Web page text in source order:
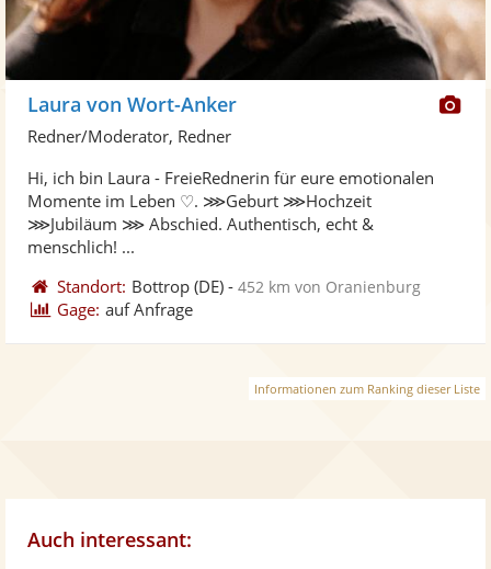
Laura von Wort-Anker
Redner/Moderator, Redner
Hi, ich bin Laura - FreieRednerin für eure emotionalen
Momente im Leben ♡. ⋙Geburt ⋙Hochzeit
⋙Jubiläum ⋙ Abschied. Authentisch, echt &
menschlich! ...
Standort: Bottrop (DE) -452 km von Oranienburg
Gage: auf Anfrage
Informationen zum Ranking dieser Liste
Auch interessant: